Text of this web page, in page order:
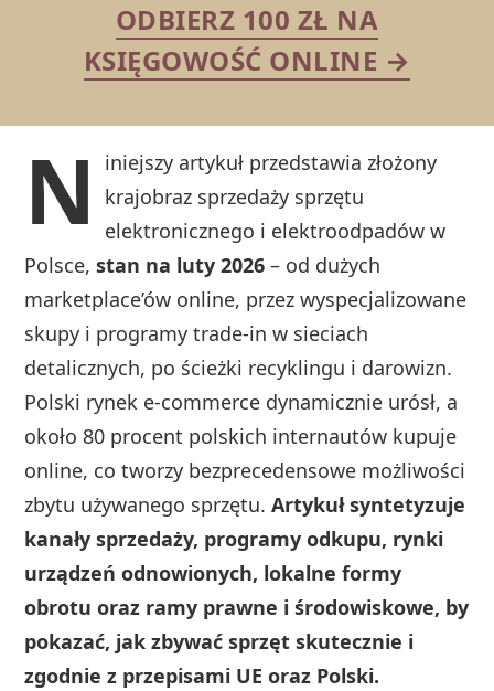
ODBIERZ 100 ZŁ NA
KSIĘGOWOŚĆ ONLINE →
N
iniejszy artykuł przedstawia złożony
krajobraz sprzedaży sprzętu
elektronicznego i elektroodpadów w
Polsce,stan na luty 2026 – od dużych
marketplace’ów online, przez wyspecjalizowane
skupy i programy trade‑in w sieciach
detalicznych, po ścieżki recyklingu i darowizn.
Polski rynek e‑commerce dynamicznie urósł, a
około 80 procent polskich internautów kupuje
online, co tworzy bezprecedensowe możliwości
zbytu używanego sprzętu.Artykuł syntetyzuje
kanały sprzedaży, programy odkupu, rynki
urządzeń odnowionych, lokalne formy
obrotu oraz ramy prawne i środowiskowe, by
pokazać, jak zbywać sprzęt skutecznie i
zgodnie z przepisami UE oraz Polski.